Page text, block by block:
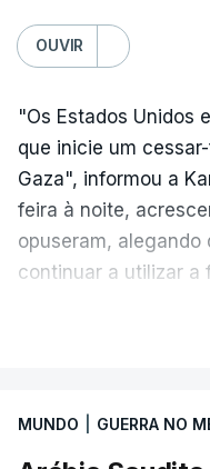
OUVIR
"Os Estados Unidos
que inicie um
Gaza", informou a
feira à noite,
opuseram, alegando
continuar a utilizar a
aplicação do plano
MUNDO GUERRA NO